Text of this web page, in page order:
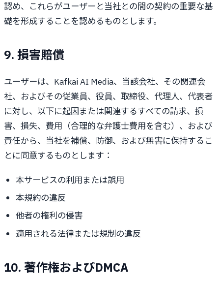
認め、これらがユーザーと当社との間の契約の重要な基
礎を形成することを認めるものとします。
9. 損害賠償
ユーザーは、Kafkai AI Media、当該会社、その関連会
社、およびその従業員、役員、取締役、代理人、代表者
に対し、以下に起因または関連するすべての請求、損
害、損失、費用（合理的な弁護士費用を含む）、および
責任から、当社を補償、防御、および無害に保持するこ
とに同意するものとします：
本サービスの利用または誤用
本規約の違反
他者の権利の侵害
適用される法律または規制の違反
10. 著作権およびDMCA